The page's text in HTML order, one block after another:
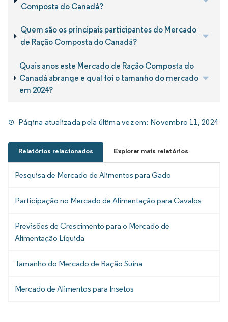
Composta do Canadá?
Quem são os principais participantes do Mercado
de Ração Composta do Canadá?
Quais anos este Mercado de Ração Composta do
Canadá abrange e qual foi o tamanho do mercado
em 2024?
Página atualizada pela última vez em: Novembro 11, 2024
Relatórios relacionados Explorar mais relatórios
Pesquisa de Mercado de Alimentos para Gado
Participação no Mercado de Alimentação para Cavalos
Previsões de Crescimento para o Mercado de
Alimentação Líquida
Tamanho do Mercado de Ração Suína
Mercado de Alimentos para Insetos